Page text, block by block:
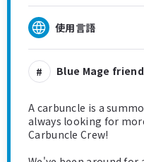
使用言語
Blue Mage
A carbuncle is a
always looking for
Carbuncle Crew!